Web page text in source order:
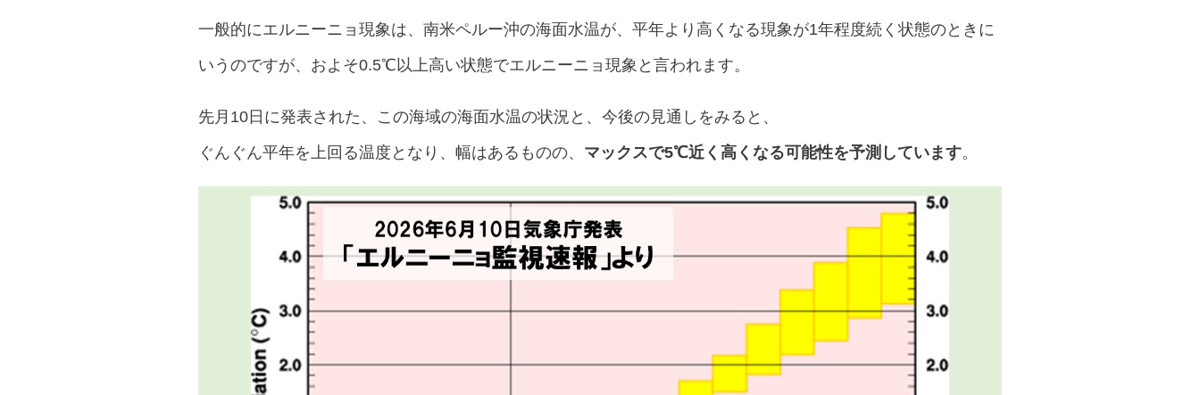
一般的にエルニーニョ現象は、南米ペルー沖の海面水温が、平年より高くなる現象が1年程度続く状態のときに
いうのですが、およそ0.5℃以上高い状態でエルニーニョ現象と言われます。
先月10日に発表された、この海域の海面水温の状況と、今後の見通しをみると、
ぐんぐん平年を上回る温度となり、幅はあるものの、 マックスで5℃近く高くなる可能性を予測しています。